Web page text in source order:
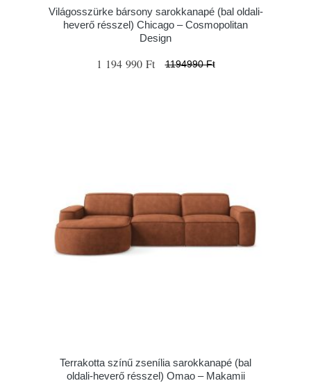
Világosszürke bársony sarokkanapé (bal oldali-
heverő résszel) Chicago – Cosmopolitan
Design
1 194 990 Ft 1194990 Ft
Terrakotta színű zsenília sarokkanapé (bal
oldali-heverő résszel) Omao – Makamii